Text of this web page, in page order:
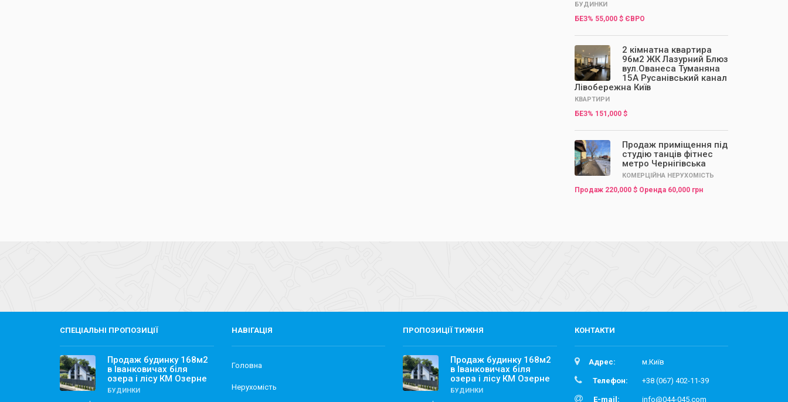
БУДИНКИ
БЕЗ% 55,000 $ ЄВРО
2 кімнатна квартира
96м2 ЖК Лазурний Блюз
вул.Ованеса Туманяна
15А Русанівський канал
Лівобережна Київ
КВАРТИРИ
БЕЗ% 151,000 $
Продаж приміщення під
студію танців фітнес
метро Чернігівська
КОМЕРЦІЙНА НЕРУХОМІСТЬ
Продаж 220,000 $ Оренда 60,000 грн
СПЕЦІАЛЬНІ ПРОПОЗИЦІЇ
Продаж будинку 168м2
в Іванковичах біля
озера і лісу КМ Озерне
БУДИНКИ
НАВІГАЦІЯ
Головна
Нерухомість
ПРОПОЗИЦІЇ ТИЖНЯ
Продаж будинку 168м2
в Іванковичах біля
озера і лісу КМ Озерне
БУДИНКИ
КОНТАКТИ
Адрес: м.Київ
Телефон: +38 (067) 402-11-39
E-mail: info@044-045.com